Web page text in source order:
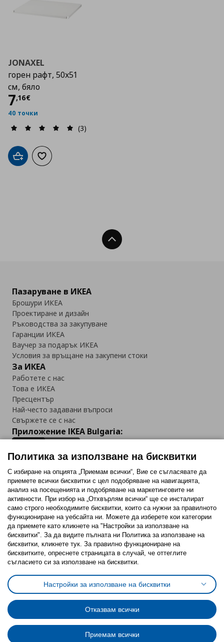
JONAXEL
горен рафт, 50х51
см, бяло
7,16€
Цена
40 точки
(3)
Добави в кошницата
Добави към списъка с любими
Нагоре
Пазаруване в ИКЕА
Брошури ИКЕА
Проектиране и дизайн
Ръководства за закупуване
Гаранции ИКЕА
Ваучер за подарък ИКЕА
Условия за връщане на закупени стоки
За ИКЕА
Работете с нас
Това е ИКЕА
Пресцентър
Най-често задавани въпроси
Свържете се с нас
Приложение IKEA Bulgaria:
Последвайте ни:
FacebookTwitterYoutubePinterestInstagram
Политика за използване на бисквитки (Cookies)
Избор на настройки за използване на бисквитки
Условия за ползване на ikea.bgОбща политика за личните данни
Политика за защита на личните данни на ikea.bg
Общи условия на програма IKEA Family
Политика за защита на лични данни на програма IKEA Family
Политика за използване на бисквитки
С избиране на опцията „Приемам всички“, Вие се съгласявате да
приемете всички бисквитки с цел подобряване на навигацията,
анализ на посещенията и подобряване на маркетинговите ни
активности. При избор на „Отхвърлям всички“ ще се инсталират
само строго необходимитe бисквитки, които са нужни за правилното
функциониране на уебсайта ни. Можете да изберете кои категории
да приемете като кликнете на "Настройки за използване на
бисквитки". За да видите пълната ни Политика за използване на
бисквитки, кликнете тук. За правилно функциониране на
бисквитките, опреснете страницата в случай, че оттеглите
съгласието си за използване на бисквитки.
Настройки за използване на бисквитки
Отказвам всички
Приемам всички